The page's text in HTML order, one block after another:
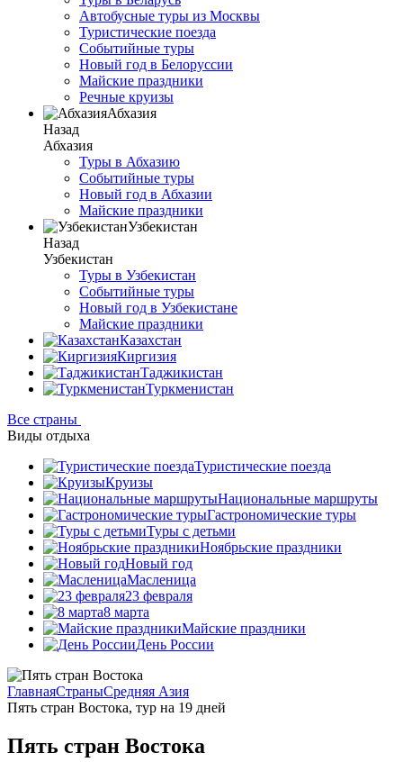
Автобусные туры из Москвы
Туристические поезда
Событийные туры
Новый год в Белоруссии
Майские праздники
Речные круизы
Абхазия
Назад
Абхазия
Туры в Абхазию
Событийные туры
Новый год в Абхазии
Майские праздники
Узбекистан
Назад
Узбекистан
Туры в Узбекистан
Событийные туры
Новый год в Узбекистане
Майские праздники
Казахстан
Киргизия
Таджикистан
Туркменистан
Все страны
Виды отдыха
Туристические поезда
Круизы
Национальные маршруты
Гастрономические туры
Туры с детьми
Ноябрьские праздники
Новый год
Масленица
23 февраля
8 марта
Майские праздники
День России
ГлавнаяСтраныСредняя Азия
Пять стран Востока, тур на 19 дней
Пять стран Востока